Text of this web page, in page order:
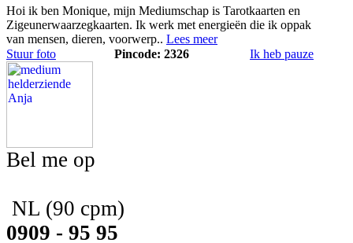
Hoi ik ben Monique, mijn Mediumschap is Tarotkaarten en
Zigeunerwaarzegkaarten. Ik werk met energieën die ik oppak
van mensen, dieren, voorwerp.. Lees meer
Stuur foto
Pincode: 2326 Ik heb pauze
Bel me op
NL (90 cpm)
0909 - 95 95